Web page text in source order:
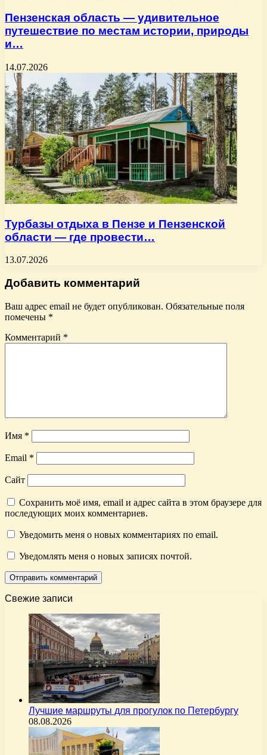
Пензенская область — удивительное
путешествие по местам истории, природы
и…
14.07.2026
Турбазы отдыха в Пензе и Пензенской
области — где провести…
13.07.2026
Добавить комментарий
Ваш адрес email не будет опубликован. Обязательные поля
помечены *
Комментарий *
Имя *
Email *
Сайт
Сохранить моё имя, email и адрес сайта в этом браузере для
последующих моих комментариев.
Уведомить меня о новых комментариях по email.
Уведомлять меня о новых записях почтой.
Свежие записи
Лучшие маршруты для прогулок по Петербургу
08.08.2026